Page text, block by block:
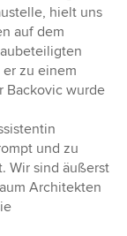
hielt uns
auf dem
zu einem
Backovic wurde
und zu
Wir sind äußerst
Architekten